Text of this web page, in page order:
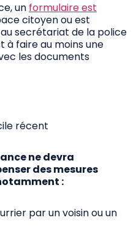
un formulaire est
citoyen ou est
secrétariat de la police
à faire au moins une
les documents
récent
ne devra
des mesures
:
par un voisin ou un